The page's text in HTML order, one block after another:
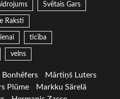
Svētais Gars
Raksti
ticība
velns
Bonhēfers
Mārtiņš Luters
Plūme
Markku Särelä